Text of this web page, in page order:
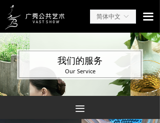
ꀅ
简体中文 끀
我们的服务
Our Service
끀